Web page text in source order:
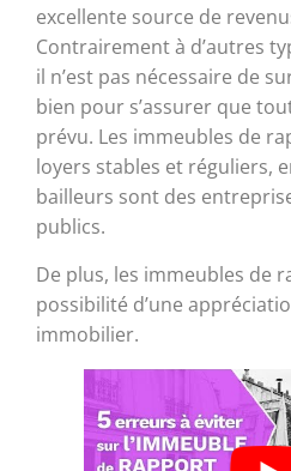
excellente source de
Contrairement à d’autres
il n’est pas nécessaire de
bien pour s’assurer que
prévu. Les immeubles de
loyers stables et réguliers,
bailleurs sont des
publics.
De plus, les immeubles de
possibilité d’une
immobilier.